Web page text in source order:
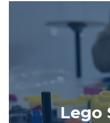
Lego